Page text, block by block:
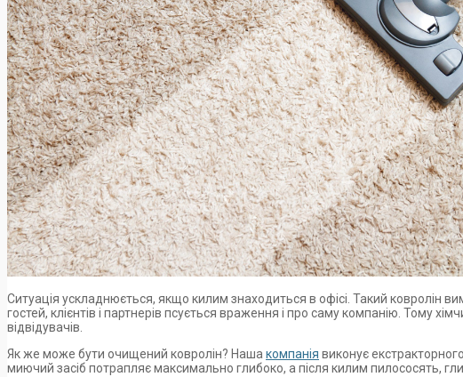
Ситуація ускладнюється, якщо килим знаходиться в офісі. Такий ковролін
гостей, клієнтів і партнерів псується враження і про саму компанію. Тому
відвідувачів.
Як же може бути очищений ковролін? Нашакомпанія виконує
миючий засіб потрапляє максимально глибоко, а після килим пилососять,